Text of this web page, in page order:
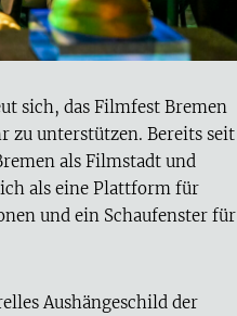
sich, das Filmfest Bremen
zu unterstützen. Bereits seit
als Filmstadt und
als eine Plattform für
und ein Schaufenster für
Aushängeschild der